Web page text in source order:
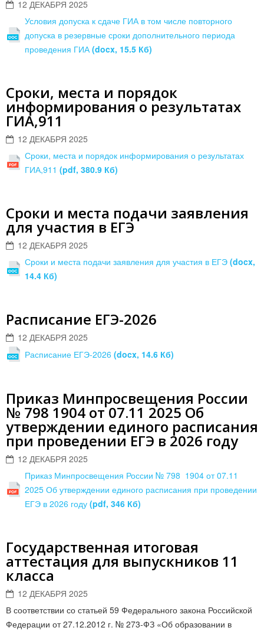
12 ДЕКАБРЯ 2025
Условия допуска к сдаче ГИА в том числе повторного
допуска в резервные сроки дополнительного периода
проведения ГИА(docx, 15.5 Кб)
Сроки, места и порядок
информирования о результатах
ГИА,911
12 ДЕКАБРЯ 2025
Сроки, места и порядок информирования о результатах
ГИА,911 (pdf, 380.9 Кб)
Сроки и места подачи заявления
для участия в ЕГЭ
12 ДЕКАБРЯ 2025
Сроки и места подачи заявления для участия в ЕГЭ (docx,
14.4 Кб)
Расписание ЕГЭ-2026
12 ДЕКАБРЯ 2025
Расписание ЕГЭ-2026 (docx, 14.6 Кб)
Приказ Минпросвещения России
№ 798 1904 от 07.11 2025 Об
утверждении единого расписания
при проведении ЕГЭ в 2026 году
12 ДЕКАБРЯ 2025
Приказ Минпросвещения России № 798 1904 от 07.11
2025 Об утверждении единого расписания при проведении
ЕГЭ в 2026 году (pdf, 346 Кб)
Государственная итоговая
аттестация для выпускников 11
класса
12 ДЕКАБРЯ 2025
В соответствии со статьей 59 Федерального закона Российской
Федерации от 27.12.2012 г. № 273-ФЗ «Об образовании в